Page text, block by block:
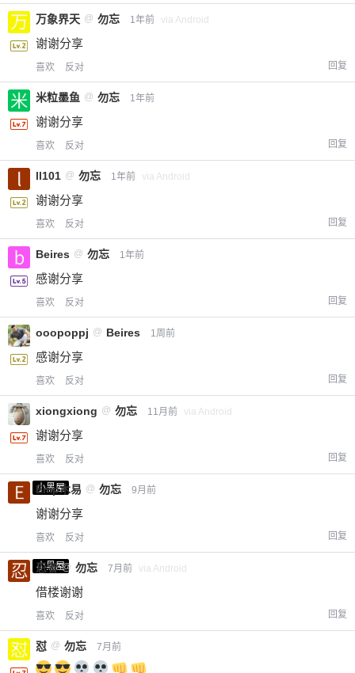
万象界天 @ 勿忘 1年前 via Android
谢谢分享
喜欢 反对 回复
米粒墨鱼 @ 勿忘 1年前
谢谢分享
喜欢 反对 回复
ll101 @ 勿忘 1年前 via Android
谢谢分享
喜欢 反对 回复
Beires @ 勿忘 1年前
感谢分享
喜欢 反对 回复
ooopoppj @ Beires 1周前
感谢分享
喜欢 反对 回复
xiongxiong @ 勿忘 11月前 via Android
谢谢分享
喜欢 反对 回复
小黑屋
Emp木易 @ 勿忘 9月前
谢谢分享
喜欢 反对 回复
小黑屋
忍者 @ 勿忘 7月前 via Android
借楼谢谢
喜欢 反对 回复
怼 @ 勿忘 7月前